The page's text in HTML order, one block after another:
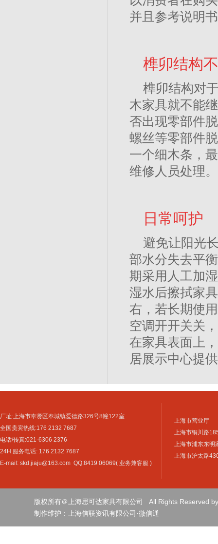
并且参考说明
榫卯结构
榫卯结构对
木家具就不能
否出现零部件
螺丝等零部件
一个细木条，
维修人员处理。
日常呵护
避免让阳光
部水分失去平
期采用人工加
湿水后擦拭家
右，若长期使
空调开开关关
在家具表面上
居展示中心提
厂址:上海市奉贤区奉城镇爱德路326号8幢122室
全国贵宾热线:176 2132 7687
电话/传真:021-6306 2376
24H 服务电话: 176 2132 7687
E-mail: skd.jiaju@163.com QQ:8419 06069( 业务兼客服 )
上海市营业厅
上海市铜川
上海市浦东东
上海市沪太路
版权所有＠上海思可达家具有限公司 All Rights Reserved
制作维护：
上海信联资讯有限公司 ·微信通